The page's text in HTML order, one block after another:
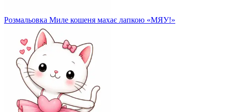
Розмальовка Миле кошеня махає лапкою «МЯУ!»